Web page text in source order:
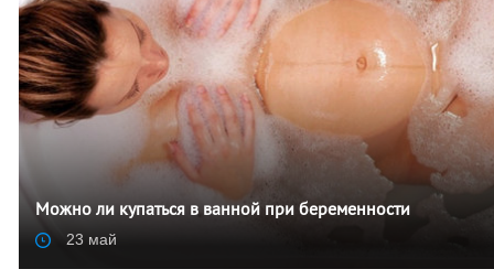
Можно ли купаться в ванной при беременности
23 май